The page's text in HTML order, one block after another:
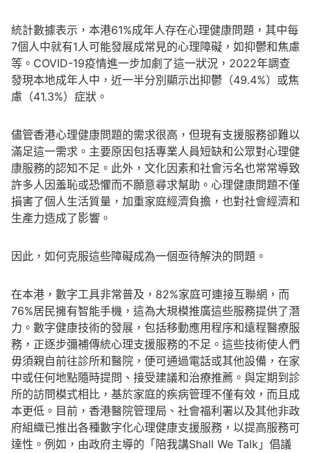
統計數據表示，本港61%成年人存在心理健康問題，其中每
7個人中就有1人可能發展成常見的心理障礙，如抑鬱和焦慮
等。COVID-19疫情進一步加劇了這一狀況，2022年調查
發現本地成年人中，近一半分別顯示出抑鬱（49.4%）或焦
慮（41.3%）症狀。
儘管香港心理健康問題的需求很高，但現有支援服務卻難以
滿足這一需求。主要原因包括專業人員短缺和公眾對心理健
康服務的認知不足。此外，文化因素和社會污名也常常導致
許多人因羞恥或恐懼而不願意尋求幫助。心理健康問題不僅
損害了個人生活質量，加重家庭經濟負擔，也對社會經濟和
生產力造成了影響。
因此，如何克服這些障礙成為一個亟待解決的問題。
在本港，數字工具非常普及，82%家庭可連接互聯網，而
76%居民擁有智能手機，這為大規模推廣這些服務提供了潛
力。數字健康技術的發展，包括移動應用程序和遠程醫療服
務，正逐步彌補傳統心理支援服務的不足。這些技術使人們
毋須親自前往診所和醫院，便可通過電話或其他設備，在家
中或任何地點隨時提問、接受建議和治療推薦。與定期到診
所的訪問模式相比，基於家庭的疾病管理不僅有效，而且成
本更低。目前，香港醫院管理局、社會福利署以及其他非政
府組織已推出各種數字化心理健康支援服務，以提高服務可
達性。例如，由政府主導的「陪我講Shall We Talk」倡議